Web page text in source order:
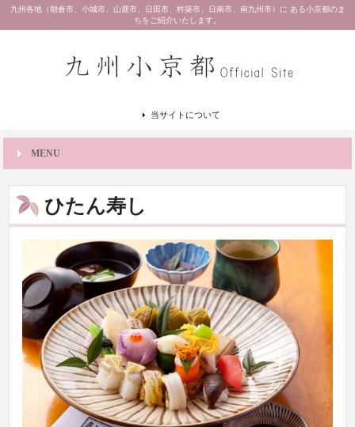
九州各地（朝倉市、小城市、山鹿市、日田市、杵築市、日南市、南九州市）に ある小京都のま
ちをご紹介いたします。
当サイトについて
MENU
ひたん寿し